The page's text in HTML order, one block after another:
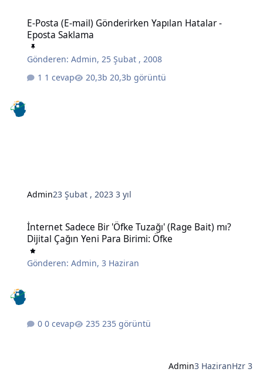
E-Posta (E-mail) Gönderirken Yapılan Hatalar -
Eposta Saklama
Gönderen:Admin, 25 Şubat , 2008
1 cevap
20,3b görüntü
Admin23 Şubat , 20233 yıl
İnternet Sadece Bir 'Öfke Tuzağı' (Rage Bait) mı?
Dijital Çağın Yeni Para Birimi: Öfke
Gönderen:Admin,3 Haziran
0 cevap 235 görüntü
Admin3 HaziranHzr 3